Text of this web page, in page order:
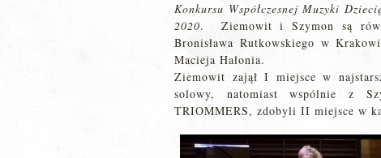
Konkursu Współczesnej Muzyki
2020. Ziemowit i Szymon są
Bronisława Rutkowskiego w
Macieja Hałonia.
Ziemowit zajął I miejsce w
solowy, natomiast wspólnie z
TRIOMMERS, zdobyli II miejsce w